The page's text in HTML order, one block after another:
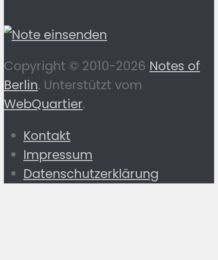
Copyright © 2010-2026 Notes of
Berlin. Unterstützt vom
WebQuartier.
Kontakt
Impressum
Datenschutzerklärung